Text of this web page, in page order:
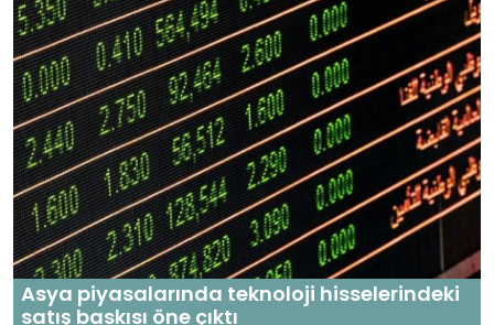
Asya piyasalarında teknoloji hisselerindeki
satış baskısı öne çıktı